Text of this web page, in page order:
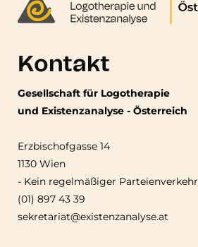
Kontakt
Gesellschaft für Logotherapie
und Existenzanalyse - Österreich
Erzbischofgasse 14
1130 Wien
- Kein regelmäßiger Parteienverkehr
(01) 897 43 39
sekretariat@existenzanalyse.at